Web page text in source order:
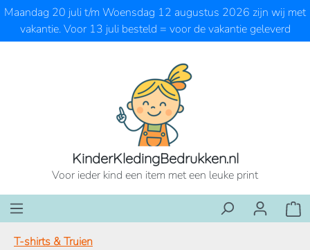
Ga naar de hoofdinhoud
Maandag 20 juli t/m Woensdag 12 augustus 2026 zijn wij met
vakantie. Voor 13 juli besteld = voor de vakantie geleverd
KinderKledingBedrukken.nl
Voor ieder kind een item met een leuke print
T-shirts & Truien